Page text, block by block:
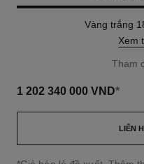
Vàng trắng
Xem
Tham
1 202 340 000 VND*
LIÊN